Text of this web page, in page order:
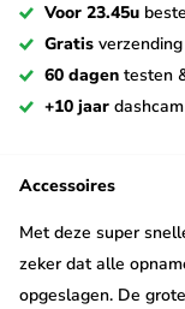
Voor 23.45u
Gratis
60 dagen testen
+10 jaar
Accessoires
Met deze super
zeker dat alle
opgeslagen. De